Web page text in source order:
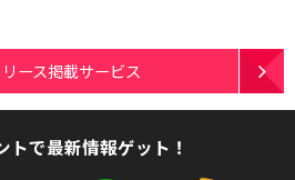
ース掲載サービス
トで最新情報ゲット！